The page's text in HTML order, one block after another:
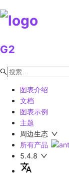
G2
图表介绍
文档
图表示例
主题
周边生态
所有产品
5.4.8